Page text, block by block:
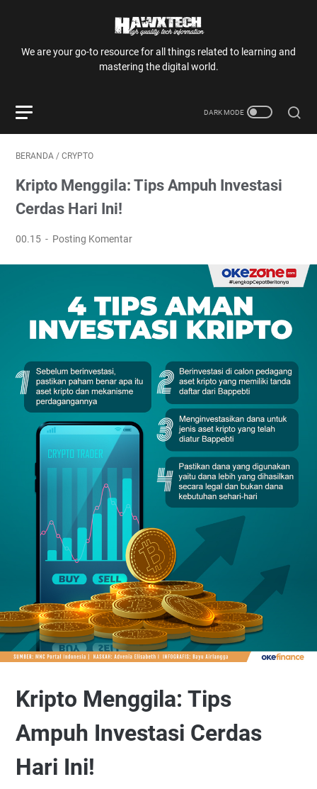
We are your go-to resource for all things related to learning and
mastering the digital world.
BERANDA / CRYPTO
Kripto Menggila: Tips Ampuh Investasi
Cerdas Hari Ini!
00.15 Posting Komentar
Kripto Menggila: Tips
Ampuh Investasi Cerdas
Hari Ini!